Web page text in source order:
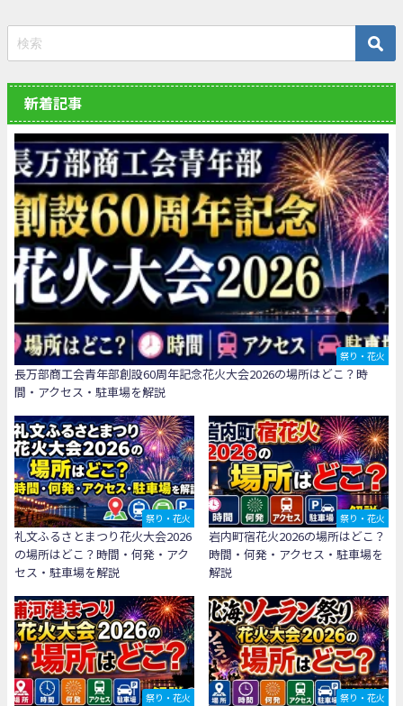
新着記事
祭り・花火
長万部商工会青年部創設60周年記念花火大会2026の場所はどこ？時
間・アクセス・駐車場を解説
祭り・花火
礼文ふるさとまつり花火大会2026
の場所はどこ？時間・何発・アク
セス・駐車場を解説
祭り・花火
岩内町宿花火2026の場所はどこ？
時間・何発・アクセス・駐車場を
解説
祭り・花火 祭り・花火